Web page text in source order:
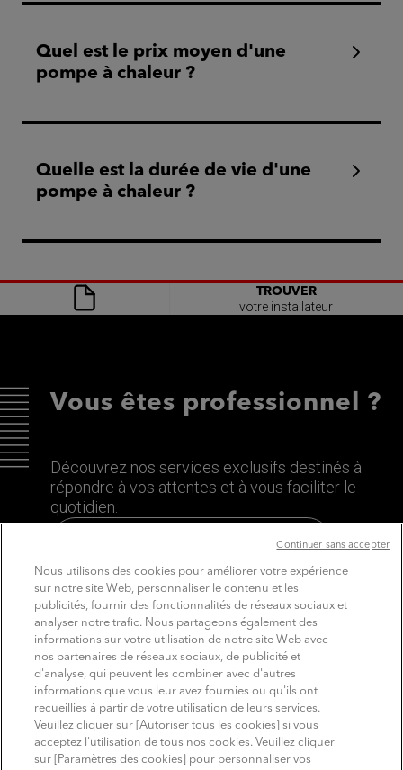
Quel est le prix moyen d'une
pompe à chaleur ?
Quelle est la durée de vie d'une
pompe à chaleur ?
TROUVER
votre installateur
Vous êtes professionnel ?
Découvrez nos services exclusifs destinés à
répondre à vos attentes et à vous faciliter le
quotidien.
Découvrez le site dédié aux Pros
SUIVEZ MITSUBISHI ELECTRIC
YoutubeLinkedinInstagram
Nous utilisons des cookies pour améliorer votre expérience
sur notre site Web, personnaliser le contenu et les
publicités, fournir des fonctionnalités de réseaux sociaux et
analyser notre trafic. Nous partageons également des
informations sur votre utilisation de notre site Web avec
nos partenaires de réseaux sociaux, de publicité et
d'analyse, qui peuvent les combiner avec d'autres
informations que vous leur avez fournies ou qu'ils ont
recueillies à partir de votre utilisation de leurs services.
Veuillez cliquer sur [Autoriser tous les cookies] si vous
acceptez l'utilisation de tous nos cookies. Veuillez cliquer
sur [Paramètres des cookies] pour personnaliser vos
Continuer sans accepter